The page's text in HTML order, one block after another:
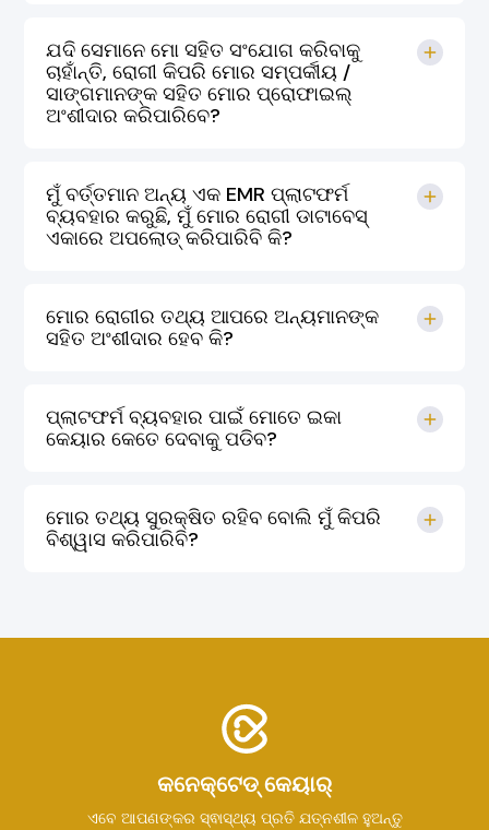
ଯଦି ସେମାନେ ମୋ ସହିତ ସଂଯୋଗ କରିବାକୁ
ଚାହାଁନ୍ତି, ରୋଗୀ କିପରି ମୋର ସମ୍ପର୍କୀୟ /
ସାଙ୍ଗମାନଙ୍କ ସହିତ ମୋର ପ୍ରୋଫାଇଲ୍
ଅଂଶୀଦାର କରିପାରିବେ?
ମୁଁ ବର୍ତ୍ତମାନ ଅନ୍ୟ ଏକ EMR ପ୍ଲାଟଫର୍ମ
ବ୍ୟବହାର କରୁଛି, ମୁଁ ମୋର ରୋଗୀ ଡାଟାବେସ୍
ଏକାରେ ଅପଲୋଡ୍ କରିପାରିବି କି?
ମୋର ରୋଗୀର ତଥ୍ୟ ଆପରେ ଅନ୍ୟମାନଙ୍କ
ସହିତ ଅଂଶୀଦାର ହେବ କି?
ପ୍ଲାଟଫର୍ମ ବ୍ୟବହାର ପାଇଁ ମୋତେ ଇକା
କେୟାର କେତେ ଦେବାକୁ ପଡିବ?
ମୋର ତଥ୍ୟ ସୁରକ୍ଷିତ ରହିବ ବୋଲି ମୁଁ କିପରି
ବିଶ୍ୱାସ କରିପାରିବି?
କନେକ୍ଟେଡ୍ କେୟାର୍
ଏବେ ଆପଣଙ୍କର ସ୍ଵାସ୍ଥ୍ୟ ପ୍ରତି ଯତ୍ନଶୀଳ ହୁଅନ୍ତୁ